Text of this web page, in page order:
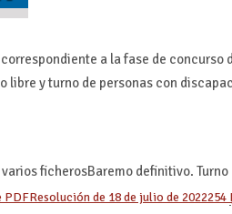
a la fase de
libre y turno de personas con
Baremo definitivo. Turno
Resolución de 18 de julio de 2022254